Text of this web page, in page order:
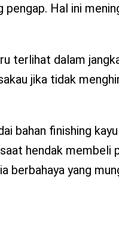
Hal ini
terlihat dalam
jika tidak
bahan finishing
hendak
berbahaya yang